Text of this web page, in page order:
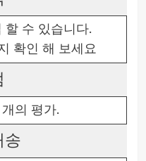
할 수 있습니다.
확인 해 보세요
의 평가.
송